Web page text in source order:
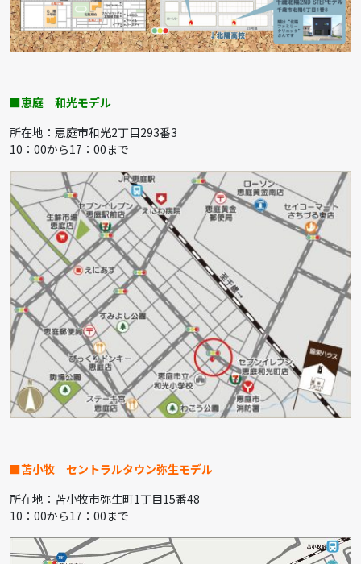
■恵庭 和光モデル
所在地：恵庭市和光2丁目293番3
10：00から17：00まで
■苫小牧 セントラルタウン弥生モデル
所在地：苫小牧市弥生町1丁目15番48
10：00から17：00まで